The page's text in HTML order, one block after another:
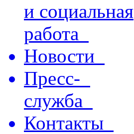
и социальная
работа
Новости
Пресс-
служба
Контакты